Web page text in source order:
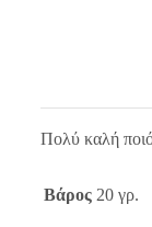
Πολύ καλή
Βάρος 20 γρ.